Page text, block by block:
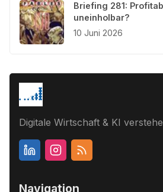
Briefing 281:
uneinholbar?
10 Juni 2026
Digitale Wirtschaft & KI
Navigation